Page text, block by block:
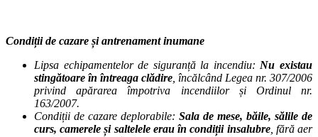
Condiții de cazare și antrenament inumane
Lipsa echipamentelor de siguranță la incendiu: Nu existau
stingătoare în întreaga clădire , încălcând Legea nr. 307/2006
privind apărarea împotriva incendiilor și Ordinul nr.
163/2007.
Condiții de cazare deplorabile: Sala de mese, băile, sălile de
curs, camerele și saltelele erau în condiții insalubre, fără aer